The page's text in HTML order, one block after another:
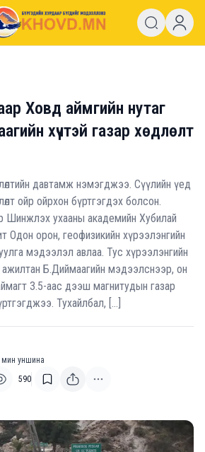
Ховд аймгийн нутаг
хүчтэй газар хөдлөлт
давтамж нэмэгджээ. Сүүлийн үед
ойр ойрхон бүртгэгдэх болсон.
Шинжлэх ухааны академийн Хубилай
Одон орон, геофизикийн хүрээлэнгийн
мэдээлэл авлаа. Тус хүрээлэнгийн
Б.Диймаагийн мэдээлснээр, он
3.5-аас дээш магнитудын газар
Тухайлбал, […]
мин уншина
590